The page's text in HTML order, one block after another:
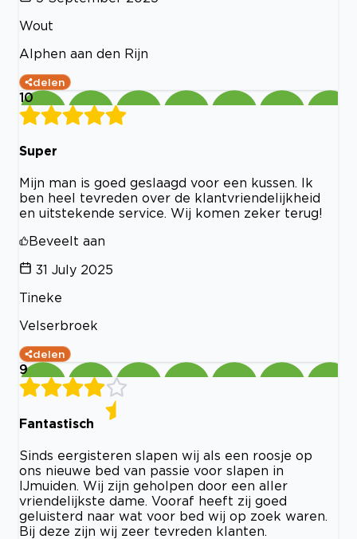
Wout
Alphen aan den Rijn
delen
10
Super
Mijn man is goed geslaagd voor een kussen. Ik
ben heel tevreden over de klantvriendelijkheid
en uitstekende service. Wij komen zeker terug!
Beveelt aan
31 July 2025
Tineke
Velserbroek
delen
9
Fantastisch
Sinds eergisteren slapen wij als een roosje op
ons nieuwe bed van passie voor slapen in
IJmuiden. Wij zijn geholpen door een aller
vriendelijkste dame. Vooraf heeft zij goed
geluisterd naar wat voor bed wij op zoek waren.
Bij deze zijn wij zeer tevreden klanten.